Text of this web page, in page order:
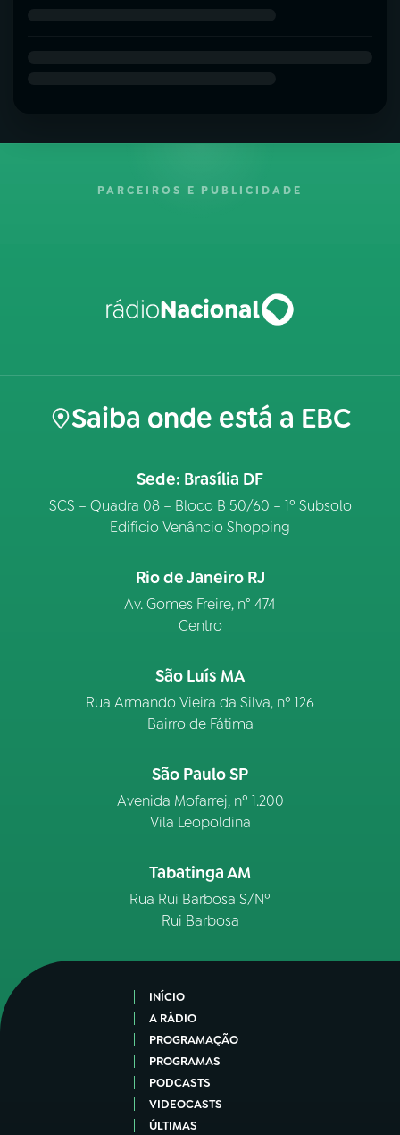
PARCEIROS E PUBLICIDADE
Saiba onde está a EBC
Sede: Brasília DF
SCS – Quadra 08 – Bloco B 50/60 – 1º Subsolo
Edifício Venâncio Shopping
Rio de Janeiro RJ
Av. Gomes Freire, n° 474
Centro
São Luís MA
Rua Armando Vieira da Silva, nº 126
Bairro de Fátima
São Paulo SP
Avenida Mofarrej, nº 1.200
Vila Leopoldina
Tabatinga AM
Rua Rui Barbosa S/Nº
Rui Barbosa
INÍCIO
A RÁDIO
PROGRAMAÇÃO
PROGRAMAS
PODCASTS
VIDEOCASTS
ÚLTIMAS